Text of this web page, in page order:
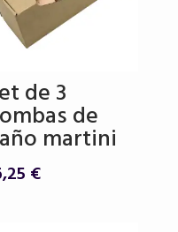
de 3
de
martini
€